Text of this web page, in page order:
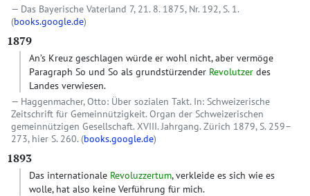
Das Bayerische Vaterland 7, 21. 8. 1875, Nr. 192, S. 1.
(books.google.de)
1879
An’s Kreuz geschlagen würde er wohl nicht, aber vermöge
Paragraph So und So als grundstürzender Revolutzer des
Landes verwiesen.
Haggenmacher, Otto: Über sozialen Takt. In: Schweizerische
Zeitschrift für Gemeinnützigkeit. Organ der Schweizerischen
gemeinnützigen Gesellschaft. XVIII. Jahrgang. Zürich 1879, S. 259–
273, hier S. 260. (books.google.de)
1893
Das internationale Revoluzzertum, verkleide es sich wie es
wolle, hat also keine Verführung für mich.